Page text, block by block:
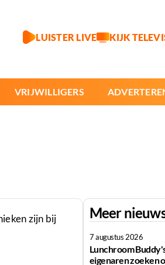
LUISTER LIVE KIJK
VRIJWILLIGERS
zijn bij
Meer
7 augustus 2026
Lunchroom
eigenaren zoeken